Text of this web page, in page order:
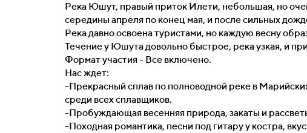
Река Юшут, правый приток Илети, небольшая, но
середины апреля по конец мая, и после сильных
Река давно освоена туристами, но каждую весну
Течение у Юшута довольно быстрое, река узкая, и
Формат участия - Все включено.
Нас ждет:
-Прекрасный сплав по полноводной реке в
среди всех сплавщиков.
-Пробуждающая весенняя природа, закаты и
-Походная романтика, песни под гитару у костра,